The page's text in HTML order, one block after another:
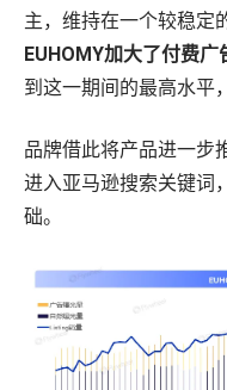
主，维持在一个较稳定
EUHOMY加大了付费广
到这一期间的最高水平
品牌借此将产品进一步
进入亚马逊搜索关键词
础。